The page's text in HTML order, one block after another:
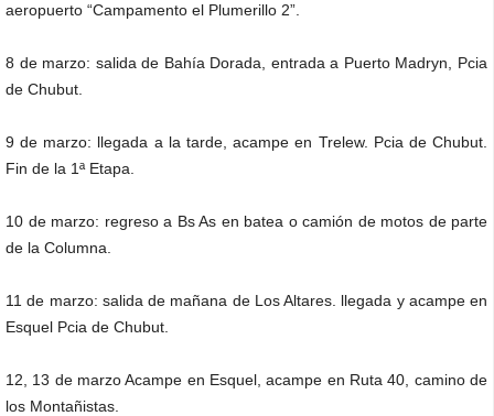
aeropuerto “Campamento el Plumerillo 2”.
8 de marzo: salida de Bahía Dorada, entrada a Puerto Madryn, Pcia
de Chubut.
9 de marzo: llegada a la tarde, acampe en Trelew. Pcia de Chubut.
Fin de la 1ª Etapa.
10 de marzo: regreso a Bs As en batea o camión de motos de parte
de la Columna.
11 de marzo: salida de mañana de Los Altares. llegada y acampe en
Esquel Pcia de Chubut.
12, 13 de marzo Acampe en Esquel, acampe en Ruta 40, camino de
los Montañistas.